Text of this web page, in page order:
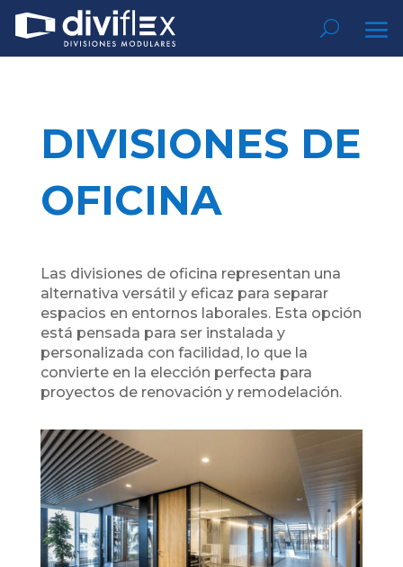
DIVISIONES DE
OFICINA
Las divisiones de oficina representan una
alternativa versátil y eficaz para separar
espacios en entornos laborales. Esta opción
está pensada para ser instalada y
personalizada con facilidad, lo que la
convierte en la elección perfecta para
proyectos de renovación y remodelación.